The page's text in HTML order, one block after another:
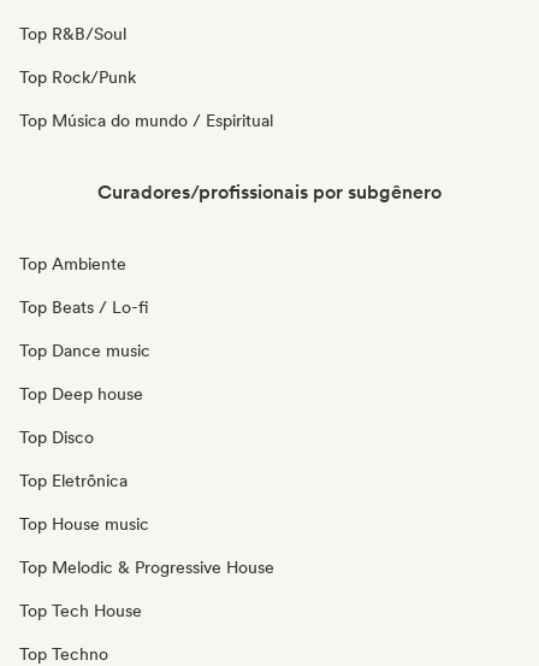
Top R&B/Soul
Top Rock/Punk
Top Música do mundo / Espiritual
Curadores/profissionais por subgênero
Top Ambiente
Top Beats / Lo-fi
Top Dance music
Top Deep house
Top Disco
Top Eletrônica
Top House music
Top Melodic & Progressive House
Top Tech House
Top Techno